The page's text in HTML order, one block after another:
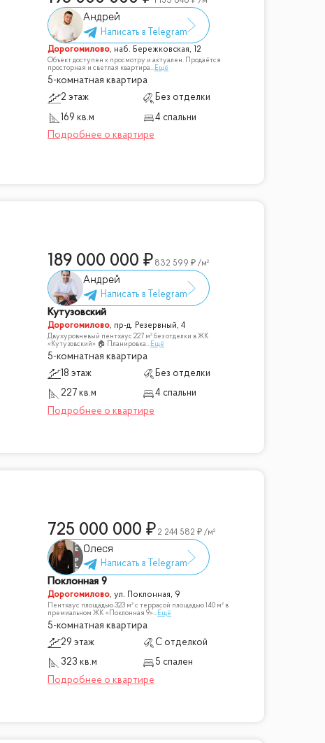
Андрей
Дорогомилово, наб. Бережковская, 12
Объект доступен к просмотру и актуален. Продаётся
просторная и светлая квартира...Ещё
5-комнатная квартира
2 этаж
Без отделки
169 кв.м
4 спальни
189 000 000 832 599 /м²
Андрей
Кутузовский
Дорогомилово, пр-д. Резервный, 4
Двухуровневый пентхаус 227 м² без отделки в ЖК
«Кутузовский» 🏠 Планировка...Ещё
5-комнатная квартира
18 этаж
Без отделки
227 кв.м
4 спальни
725 000 000 2 244 582 /м²
Олеся
Поклонная 9
Дорогомилово, ул. Поклонная, 9
Пентхаус площадью 323 м² с террасой площадью 140 м² в
премиальном ЖК «Поклонная 9»...Ещё
5-комнатная квартира
29 этаж
С отделкой
323 кв.м
5 спален